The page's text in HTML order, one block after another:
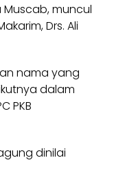
muncul
Drs. Ali
nama yang
dalam
PKB
dinilai